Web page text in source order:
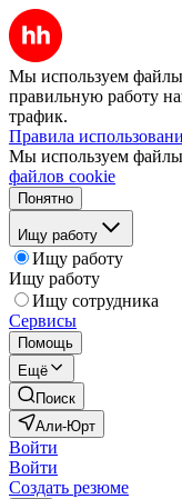
Мы используем файлы
правильную работу
трафик.
Правила
Мы используем
файлов cookie
Понятно
Ищу работу
Ищу работу
Ищу работу
Ищу сотрудника
Сервисы
Помощь
Ещё
Поиск
Али-Юрт
Войти
Войти
Создать резюме